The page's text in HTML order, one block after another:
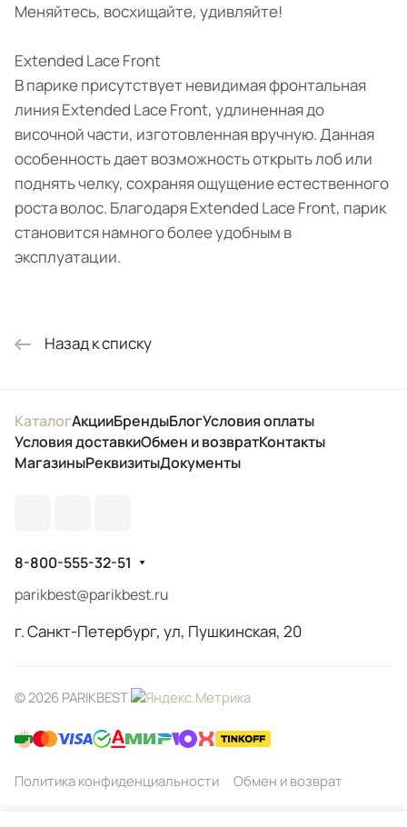
Меняйтесь, восхищайте, удивляйте!
Extended Lace Front
В парике присутствует невидимая фронтальная
линия Extended Lace Front, удлиненная до
височной части, изготовленная вручную. Данная
особенность дает возможность открыть лоб или
поднять челку, сохраняя ощущение естественного
роста волос. Благодаря Extended Lace Front, парик
становится намного более удобным в
эксплуатации.
Назад к списку
КаталогАкцииБрендыБлогУсловия оплаты
Условия доставкиОбмен и возвратКонтакты
МагазиныРеквизитыДокументы
8-800-555-32-51
parikbest@parikbest.ru
г. Санкт-Петербург, ул, Пушкинская, 20
© 2026 PARIKBEST
Политика конфиденциальности Обмен и возврат